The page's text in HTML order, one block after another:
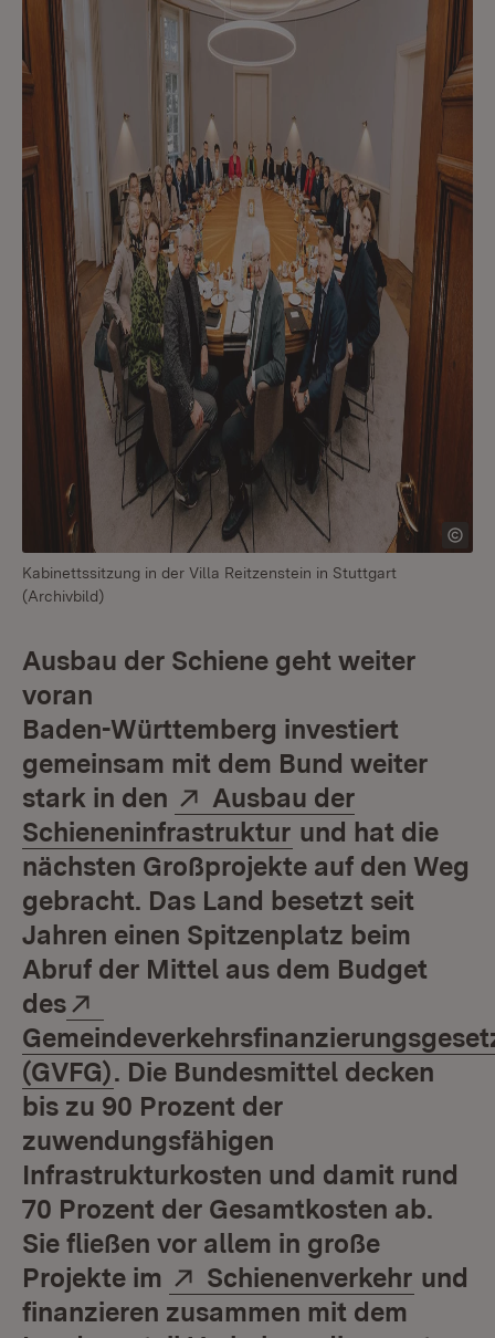
Kabinettssitzung in der Villa Reitzenstein in Stuttgart
(Archivbild)
Ausbau der Schiene geht weiter
voran
Baden-Württemberg investiert
gemeinsam mit dem Bund weiter
stark in den
Extern:
Ausbau der
Schieneninfrastruktur (Öffnet in
und hat die
nächsten Großprojekte auf den Weg
gebracht. Das Land besetzt seit
Jahren einen Spitzenplatz beim
Abruf der Mittel aus dem Budget
des
(GVFG)(Öffnet in neuem Fenster)
. Die Bundesmittel decken
bis zu 90 Prozent der
zuwendungsfähigen
Infrastrukturkosten und damit rund
70 Prozent der Gesamtkosten ab.
Sie fließen vor allem in große
Projekte im
Extern:
Schienenverkehr und
finanzieren zusammen mit dem